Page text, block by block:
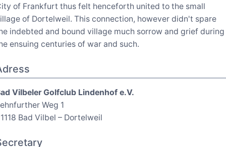
of Frankfurt thus felt henceforth united to the small
of Dortelweil. This connection, however didn't spare
indebted and bound village much sorrow and grief during
ensuing centuries of war and such.
Vilbeler Golfclub Lindenhof e.V.
Weg 1
Bad Vilbel – Dortelweil